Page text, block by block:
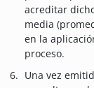
acreditar
media
en la
proceso.
Una vez